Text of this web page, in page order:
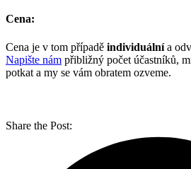
Cena:
Cena je v tom případě individuálnía
Napište nám přibližný počet účastníků,
potkat a my se vám obratem ozveme.
Share the Post: